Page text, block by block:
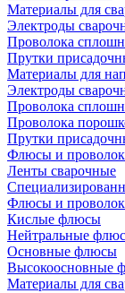
Материалы для
Электроды
Проволока
Прутки
Материалы для
Электроды
Проволока
Проволока
Прутки
Флюсы и
Ленты сварочные
Флюсы и
Кислые флюсы
Нейтральные
Основные флюсы
Высокоосновные
Материалы для